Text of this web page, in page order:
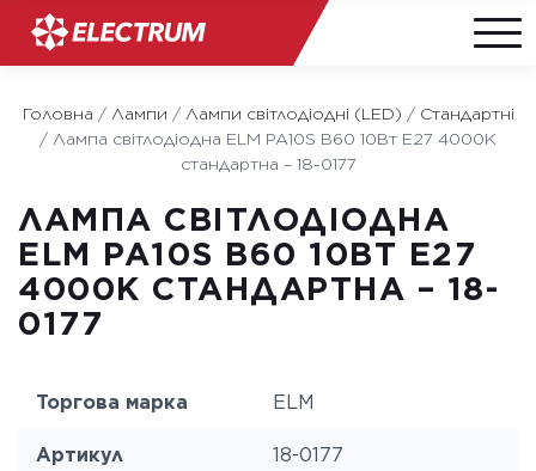
content
Головна / Лампи / Лампи світлодіодні (LED) / Стандартні
/ Лампа світлодіодна ELM PA10S B60 10Вт E27 4000K
стандартна – 18-0177
ЛАМПА СВІТЛОДІОДНА
ELM PA10S B60 10ВТ E27
4000K СТАНДАРТНА – 18-
0177
Торгова марка ELM
Артикул 18-0177